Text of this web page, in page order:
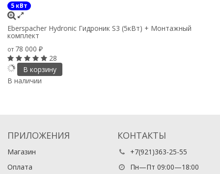
5 кВт
Eberspacher Hydronic Гидроник S3 (5кВт) + Монтажный
комплект
от 78 000 ₽
28
В корзину
В наличии
ПРИЛОЖЕНИЯ
Магазин
Оплата
КОНТАКТЫ
+7(921)363-25-55
Пн—Пт 09:00—18:00